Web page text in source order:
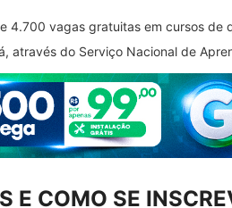
4.700 vagas gratuitas em cursos
através do Serviço Nacional de
E COMO SE